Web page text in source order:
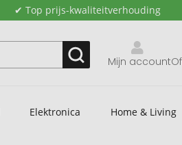
✔ Top prijs-kwaliteitverhouding
Mijn account
Elektronica Home & Living